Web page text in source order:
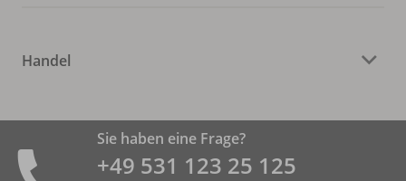
Handel
Sie haben eine Frage?
+49 531 ­123 25 125